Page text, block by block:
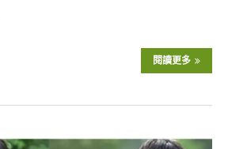
閱讀更多